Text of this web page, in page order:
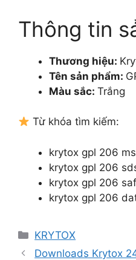
Thông tin
Thương hiệu:
Tên sản phẩm:
Màu sắc: Trắng
Từ khóa tìm kiếm:
krytox gpl 206
krytox gpl 206
krytox gpl 206
krytox gpl 206
Danh
mục
KRYTOX
Downloads Krytox